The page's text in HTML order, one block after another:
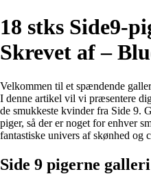
18 stks Side9-
Skrevet af –
Velkommen til et spændende
I denne artikel vil vi præsentere
de smukkeste kvinder fra Side 9.
piger, så der er noget for enhver
fantastiske univers af skønhed og
Side 9 pigerne galleri